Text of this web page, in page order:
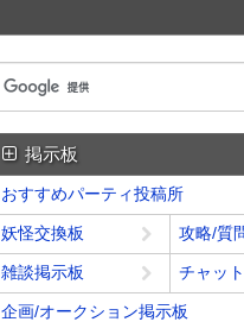
掲示板
おすすめパーティ投稿所
妖怪交換板 攻略/質
雑談掲示板 チャット
企画/オークション掲示板